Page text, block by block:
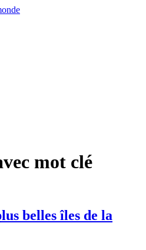
mot clé
belles îles de la